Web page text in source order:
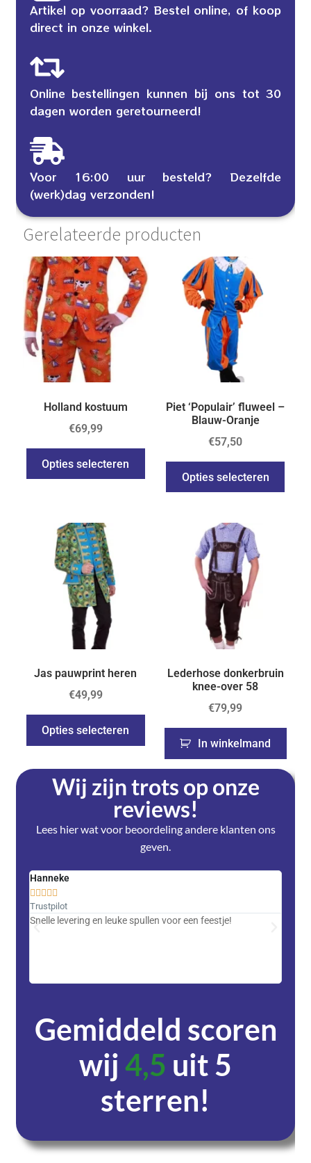
Artikel op voorraad? Bestel online, of koop
direct in onze winkel.
Online bestellingen kunnen bij ons tot 30
dagen worden geretourneerd!
Voor 16:00 uur besteld? Dezelfde
(werk)dag verzonden!
Gerelateerde producten
Holland kostuum
€69,99
Opties selecteren
Piet ‘Populair’ fluweel –
Blauw-Oranje
€57,50
Opties selecteren
Jas pauwprint heren
€49,99
Opties selecteren
Lederhose donkerbruin
knee-over 58
€79,99
In winkelmand
Wij zijn trots op onze
reviews!
Lees hier wat voor beoordeling andere klanten ons
geven.
Hanneke
    
Trustpilot
Snelle levering en leuke spullen voor een feestje!
Gemiddeld scoren
wij4,5 uit 5
sterren!